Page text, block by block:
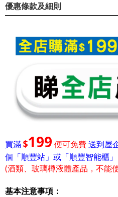
優惠條款及細則
買滿$199 便可免費送到屋
個「順豐站」或「順豐智能櫃」
(酒類、玻璃樽液體產品，不能
基本注意事項：